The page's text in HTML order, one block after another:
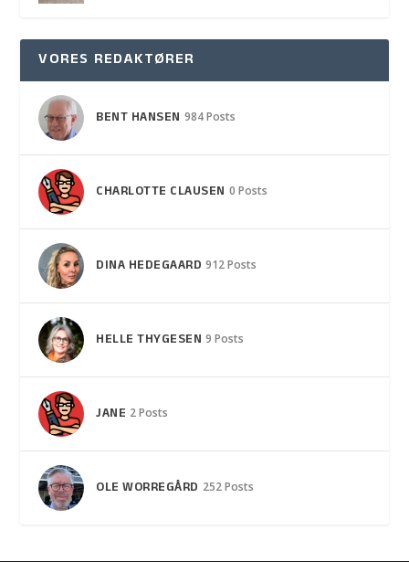
VORES REDAKTØRER
BENT HANSEN 984 Posts
CHARLOTTE CLAUSEN 0 Posts
DINA HEDEGAARD 912 Posts
HELLE THYGESEN 9 Posts
JANE 2 Posts
OLE WORREGÅRD 252 Posts